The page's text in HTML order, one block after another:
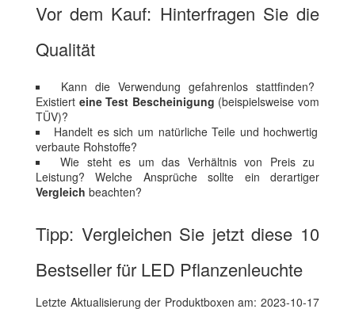
Vor dem Kauf: Hinterfragen Sie die
Qualität
Kann die Verwendung gefahrenlos stattfinden?
Existiert eine Test Bescheinigung (beispielsweise vom
TÜV)?
Handelt es sich um natürliche Teile und hochwertig
verbaute Rohstoffe?
Wie steht es um das Verhältnis von Preis zu
Leistung? Welche Ansprüche sollte ein derartiger
Vergleich beachten?
Tipp: Vergleichen Sie jetzt diese 10
Bestseller für LED Pflanzenleuchte
Letzte Aktualisierung der Produktboxen am: 2023-10-17